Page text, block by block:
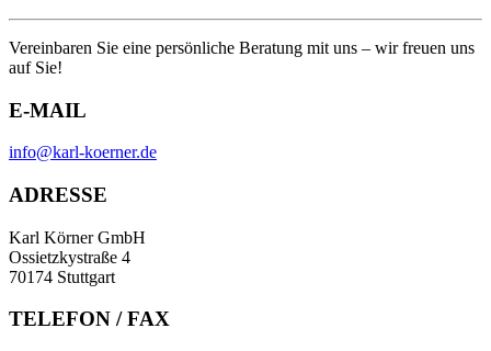
Vereinbaren Sie eine persönliche Beratung mit uns – wir freuen uns
auf Sie!
E-MAIL
info@karl-koerner.de
ADRESSE
Karl Körner GmbH
Ossietzkystraße 4
70174 Stuttgart
TELEFON / FAX